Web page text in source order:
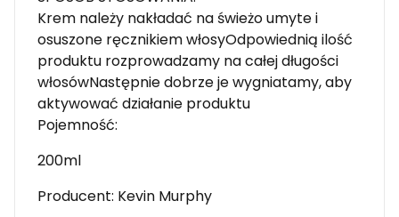
Krem należy nakładać na świeżo umyte i
osuszone ręcznikiem włosyOdpowiednią ilość
produktu rozprowadzamy na całej długości
włosówNastępnie dobrze je wygniatamy, aby
aktywować działanie produktu
Pojemność:
200ml
Producent: Kevin Murphy